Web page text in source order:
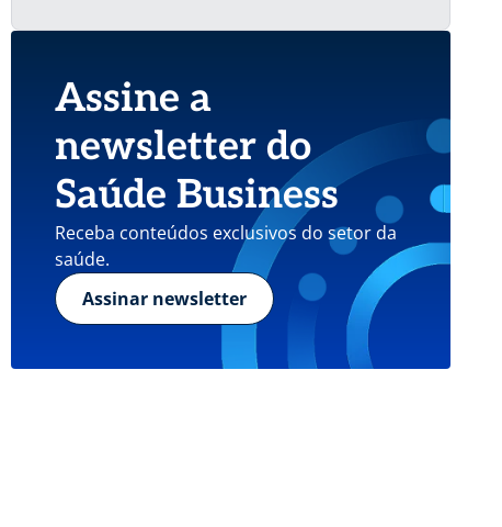
Assine a
newsletter do
Saúde Business
Receba conteúdos exclusivos do setor da
saúde.
Assinar newsletter